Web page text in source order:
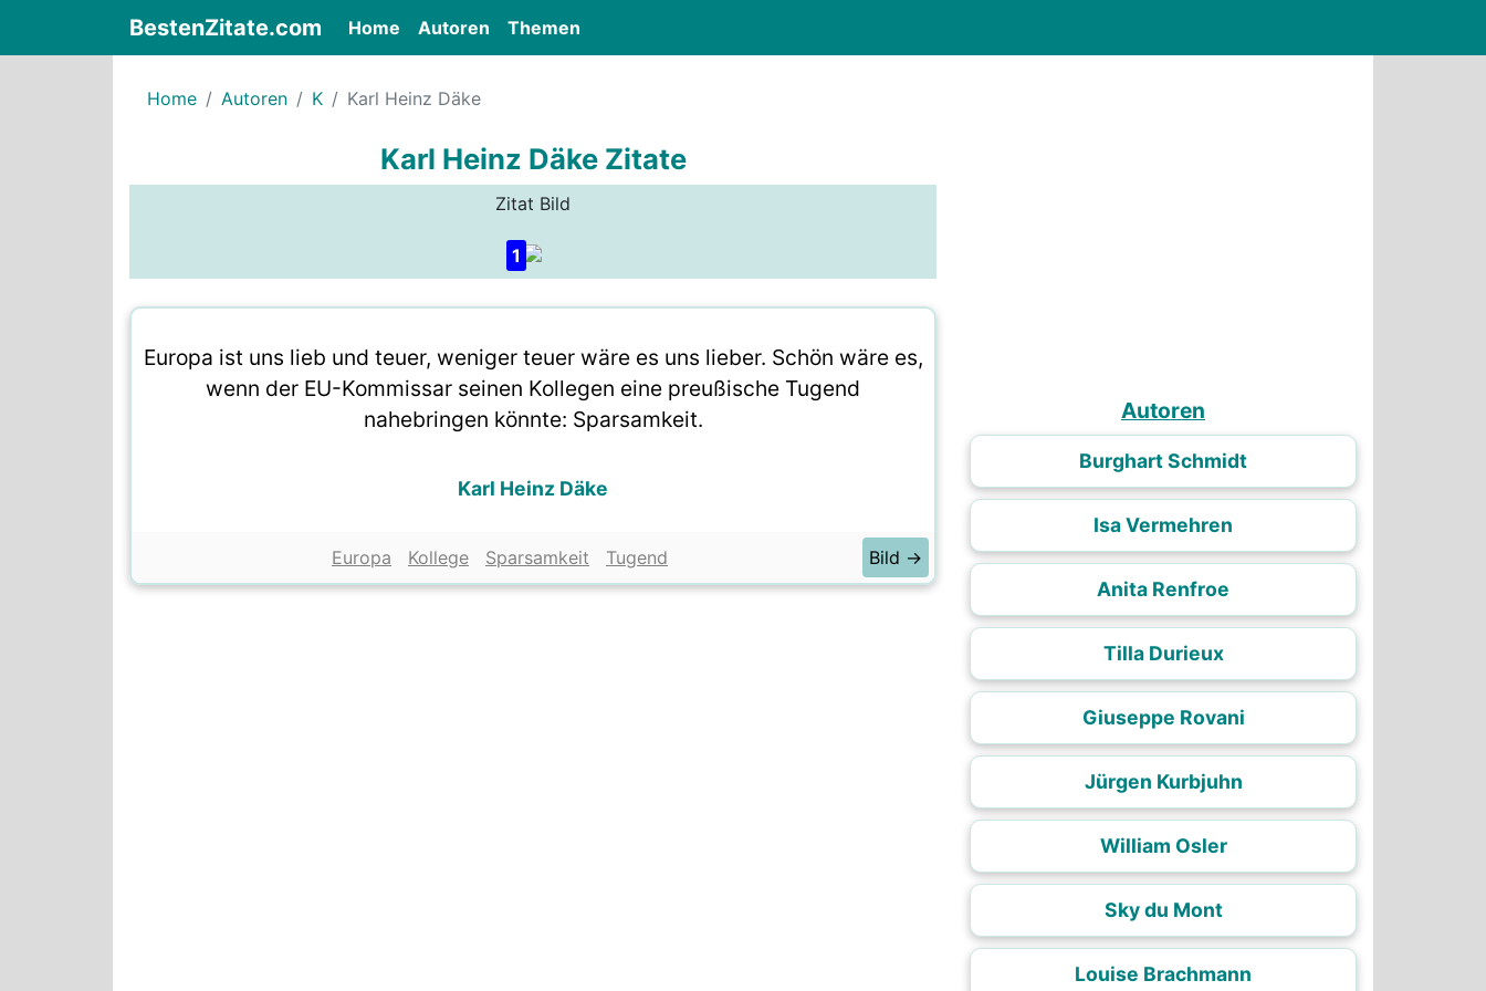
BestenZitate.com Home (current)
Autoren Themen
Home Autoren K Karl Heinz Däke
Karl Heinz Däke Zitate
Zitat Bild
1
Europa ist uns lieb und teuer, weniger teuer wäre es uns lieber. Schön wäre es,
wenn der EU-Kommissar seinen Kollegen eine preußische Tugend
nahebringen könnte: Sparsamkeit.
Karl Heinz Däke
Europa Kollege Sparsamkeit Tugend Bild →
Autoren
Burghart Schmidt
Isa Vermehren
Anita Renfroe
Tilla Durieux
Giuseppe Rovani
Jürgen Kurbjuhn
William Osler
Sky du Mont
Louise Brachmann